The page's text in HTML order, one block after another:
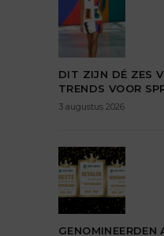
DIT ZIJN DÉ ZES
TRENDS VOOR
3 augustus 2026